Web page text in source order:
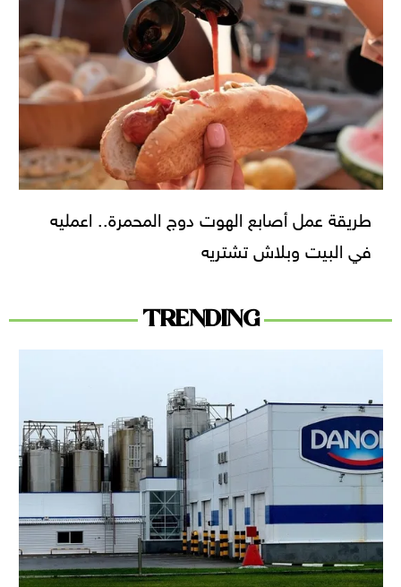
طريقة عمل أصابع الهوت دوج المحمرة.. اعمليه
في البيت وبلاش تشتريه
TRENDING